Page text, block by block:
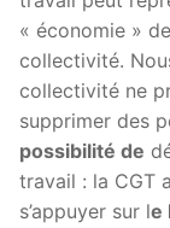
« économie »
collectivité.
collectivité ne
supprimer des
possibilité de
travail : la CGT
s’appuyer sur le